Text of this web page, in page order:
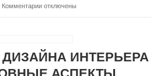
Комментариик
—
отличное
дополнение
отключены
ДИЗАЙНА ИНТЕРЬЕРА